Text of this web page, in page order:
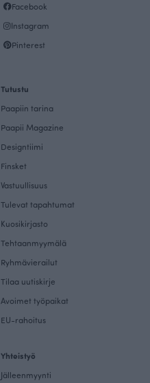
Facebook
Instagram
Pinterest
Tutustu
Paapiin tarina
Paapii Magazine
Designtiimi
Finsket
Vastuullisuus
Tulevat tapahtumat
Kuosikirjasto
Tehtaanmyymälä
Ryhmävierailut
Tilaa uutiskirje
Avoimet työpaikat
EU-rahoitus
Yhteistyö
Jälleenmyynti